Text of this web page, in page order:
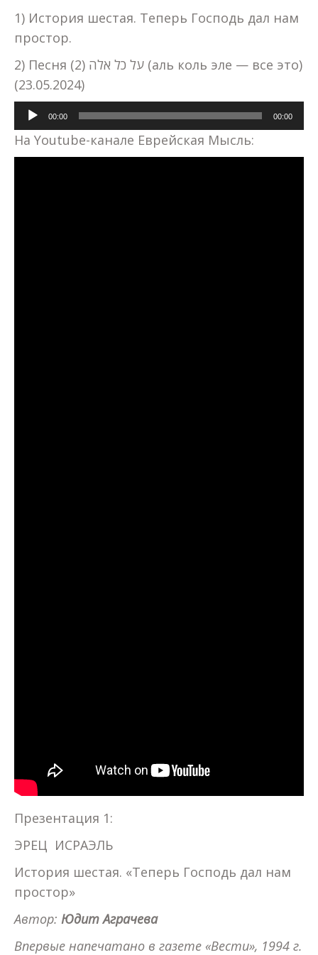
1) История шестая. Теперь Господь дал нам
простор.
2) Песня על כל אלה (2) (аль коль эле — все это)
(23.05.2024)
Аудиоплеер
00:00 00:00
На Youtube-канале Еврейская Мысль:
Презентация 1:
ЭРЕЦ ИСРАЭЛЬ
История шестая. «Теперь Господь дал нам
простор»
Автор: Юдит Аграчева
Впервые напечатано в газете «Вести», 1994 г.